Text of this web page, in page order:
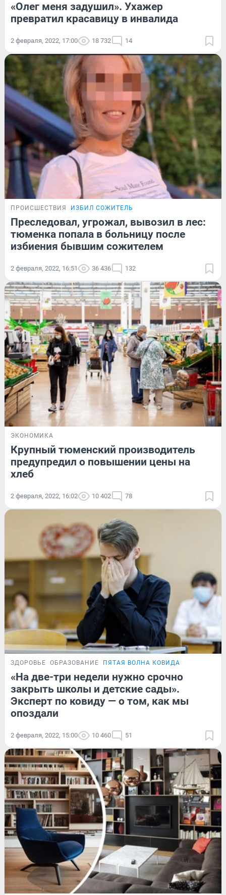
«Олег меня задушил». Ухажер
превратил красавицу в инвалида
2 февраля, 2022, 17:00 18 732 14
ПРОИСШЕСТВИЯ ИЗБИЛ СОЖИТЕЛЬ
Преследовал, угрожал, вывозил в лес:
тюменка попала в больницу после
избиения бывшим сожителем
2 февраля, 2022, 16:51 36 436 132
ЭКОНОМИКА
Крупный тюменский производитель
предупредил о повышении цены на
хлеб
2 февраля, 2022, 16:02 10 402 78
ЗДОРОВЬЕ ОБРАЗОВАНИЕ ПЯТАЯ ВОЛНА КОВИДА
«На две-три недели нужно срочно
закрыть школы и детские сады».
Эксперт по ковиду — о том, как мы
опоздали
2 февраля, 2022, 15:00 10 460 51